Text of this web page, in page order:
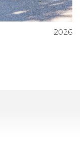
2026